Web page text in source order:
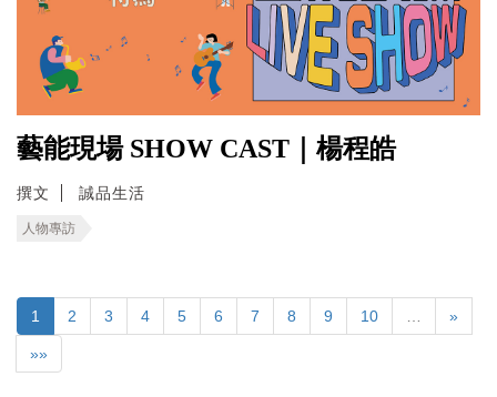
藝能現場 SHOW CAST｜楊程皓
撰文 誠品生活
人物專訪
1 2 3 4 5 6 7 8 9 10 »
»»